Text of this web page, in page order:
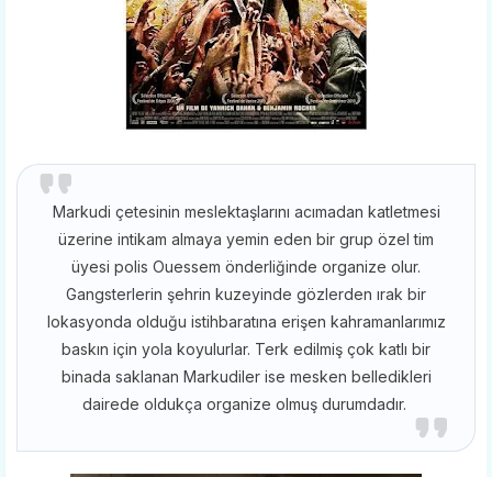
Markudi çetesinin meslektaşlarını acımadan katletmesi
üzerine intikam almaya yemin eden bir grup özel tim
üyesi polis Ouessem önderliğinde organize olur.
Gangsterlerin şehrin kuzeyinde gözlerden ırak bir
lokasyonda olduğu istihbaratına erişen kahramanlarımız
baskın için yola koyulurlar. Terk edilmiş çok katlı bir
binada saklanan Markudiler ise mesken belledikleri
dairede oldukça organize olmuş durumdadır.